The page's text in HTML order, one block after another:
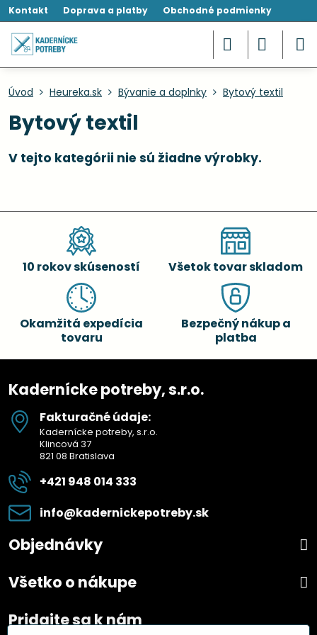
Kontakt Doprava a platby Obchodné podmienky
Úvod Heureka.sk Bývanie a doplnky Bytový textil
Bytový textil
10 rokov skúseností Všetok tovar skladom
Okamžitá expedícia
tovaru
Bezpečný nákup a
platba
Kadernícke potreby, s.r.o.
Fakturačné údaje:
Kadernícke potreby, s.r.o.
Klincová 37
821 08 Bratislava
+421 948 014 333
info​@kadernickepotreby​.sk
Objednávky
Všetko o nákupe
Pridajte sa k nám